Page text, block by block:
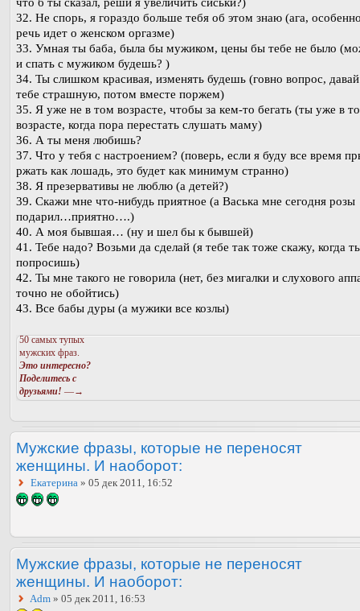
32. Не спорь, я гораздо больше тебя об этом знаю (ага,
речь идет о женском оргазме)
33. Умная ты баба, была бы мужиком, цены бы тебе не было
и спать с мужиком будешь? )
34. Ты слишком красивая, изменять будешь (говно вопрос,
тебе страшную, потом вместе поржем)
35. Я уже не в том возрасте, чтобы за кем-то бегать (ты уже в
возрасте, когда пора перестать слушать маму)
36. А ты меня любишь?
37. Что у тебя с настроением? (поверь, если я буду все время
ржать как лошадь, это будет как минимум странно)
38. Я презервативы не люблю (а детей?)
39. Скажи мне что-нибудь приятное (а Васька мне сегодня розы
подарил…приятно….)
40. А моя бывшая… (ну и шел бы к бывшей)
41. Тебе надо? Возьми да сделай (я тебе так тоже скажу, когда
попросишь)
42. Ты мне такого не говорила (нет, без мигалки и слухового
точно не обойтись)
43. Все бабы дуры (а мужики все козлы)
50 самых тупых
мужских фраз.
Это интересно?
Поделитесь с
друзьями! —→
Мужские фразы, которые не переносят
женщины. И наоборот:
Екатерина » 05 дек 2011, 16:52
Мужские фразы, которые не переносят
женщины. И наоборот:
Adm » 05 дек 2011, 16:53